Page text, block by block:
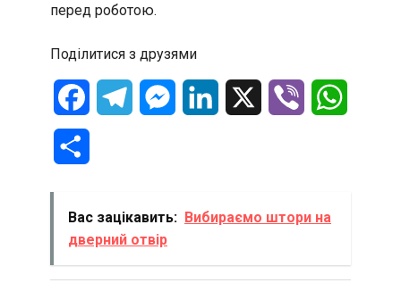
перед роботою.
Поділитися з друзями
FacebookTelegramMessenger
LinkedIn Viber
Вас зацікавить: Вибираємо штори на
дверний отвір